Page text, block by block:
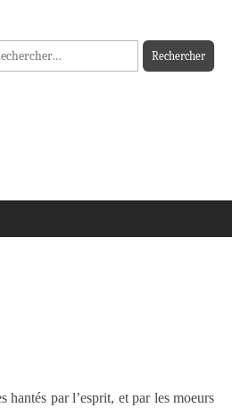
:
hantés par l’esprit, et par les moeurs